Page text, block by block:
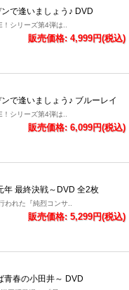
で逢いましょう♪ DVD
シリーズ第4弾は..
販売価格: 4,999円(税込)
で逢いましょう♪ ブルーレイ
シリーズ第4弾は..
販売価格: 6,099円(税込)
年 最終決戦～DVD 全2枚
れた『純烈コンサ..
販売価格: 5,299円(税込)
青春の小田井～ DVD